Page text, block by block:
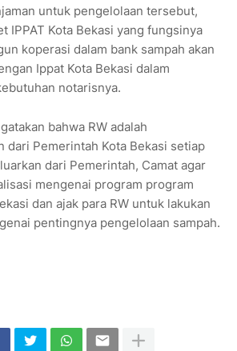
untuk pengelolaan tersebut,
IPPAT Kota Bekasi yang fungsinya
koperasi dalam bank sampah akan
Ippat Kota Bekasi dalam
notarisnya.
bahwa RW adalah
dari Pemerintah Kota Bekasi setiap
dari Pemerintah, Camat agar
mengenai program program
dan ajak para RW untuk lakukan
pentingnya pengelolaan sampah.